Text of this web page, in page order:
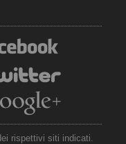
rispettivi siti indicati.